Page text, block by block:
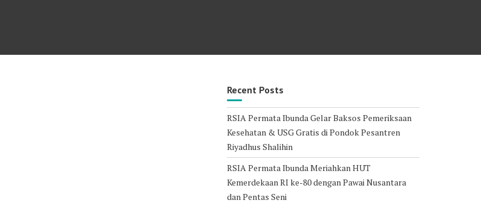
Recent Posts
RSIA Permata Ibunda Gelar Baksos Pemeriksaan
Kesehatan & USG Gratis di Pondok Pesantren
Riyadhus Shalihin
RSIA Permata Ibunda Meriahkan HUT
Kemerdekaan RI ke-80 dengan Pawai Nusantara
dan Pentas Seni